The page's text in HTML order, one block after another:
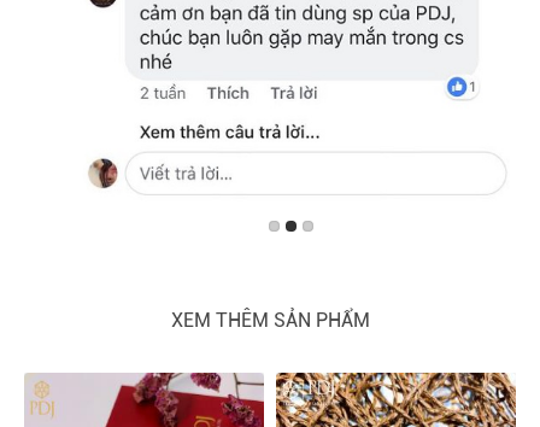
XEM THÊM SẢN PHẨM